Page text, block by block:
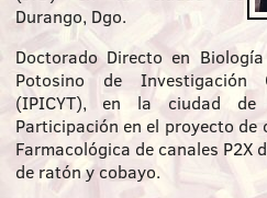
Durango, Dgo.
Doctorado Directo en
Potosino de Investigación
(IPICYT), en la ciudad de
Participación en el proyecto de
Farmacológica de canales P2X
de ratón y cobayo.